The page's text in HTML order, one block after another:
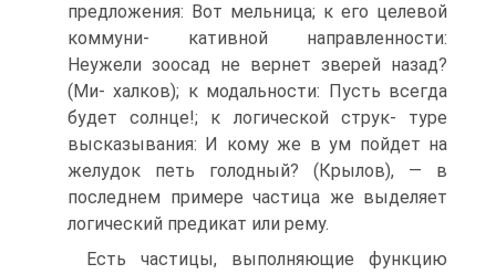
предложения: Вот мельница; к его целевой
коммуни- кативной направленности:
Неужели зоосад не вернет зверей назад?
(Ми- халков); к модальности: Пусть всегда
будет солнце!; к логической струк- туре
высказывания: И кому же в ум пойдет на
желудок петь голодный? (Крылов), — в
последнем примере частица же выделяет
логический предикат или рему.
Есть частицы, выполняющие функцию